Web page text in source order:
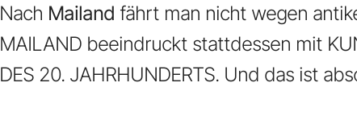
Nach Mailand fährt man nicht wegen
MAILAND beeindruckt stattdessen mit
DES 20. JAHRHUNDERTS. Und das ist